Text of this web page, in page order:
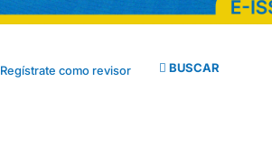
Regístrate como revisor BUSCAR